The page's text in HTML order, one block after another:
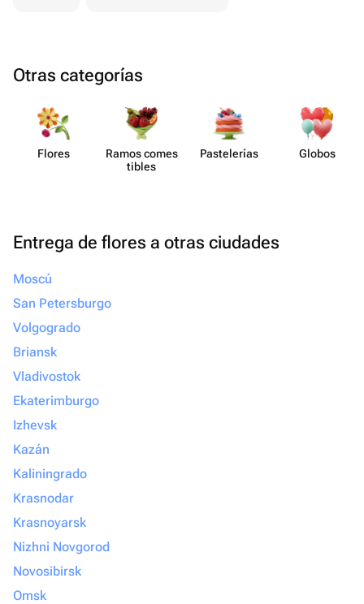
Otras categorías
Flores
Ramos comes​
tibles
Paste​lerías Globos
Entrega de flores a otras ciudades
Moscú
San Petersburgo
Volgogrado
Briansk
Vladivostok
Ekaterimburgo
Izhevsk
Kazán
Kaliningrado
Krasnodar
Krasnoyarsk
Nizhni Novgorod
Novosibirsk
Omsk